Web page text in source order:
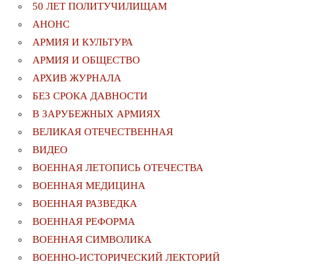
50 ЛЕТ ПОЛИТУЧИЛИЩАМ
АНОНС
АРМИЯ И КУЛЬТУРА
АРМИЯ И ОБЩЕСТВО
АРХИВ ЖУРНАЛА
БЕЗ СРОКА ДАВНОСТИ
В ЗАРУБЕЖНЫХ АРМИЯХ
ВЕЛИКАЯ ОТЕЧЕСТВЕННАЯ
ВИДЕО
ВОЕННАЯ ЛЕТОПИСЬ ОТЕЧЕСТВА
ВОЕННАЯ МЕДИЦИНА
ВОЕННАЯ РАЗВЕДКА
ВОЕННАЯ РЕФОРМА
ВОЕННАЯ СИМВОЛИКА
ВОЕННО-ИСТОРИЧЕСКИЙ ЛЕКТОРИЙ